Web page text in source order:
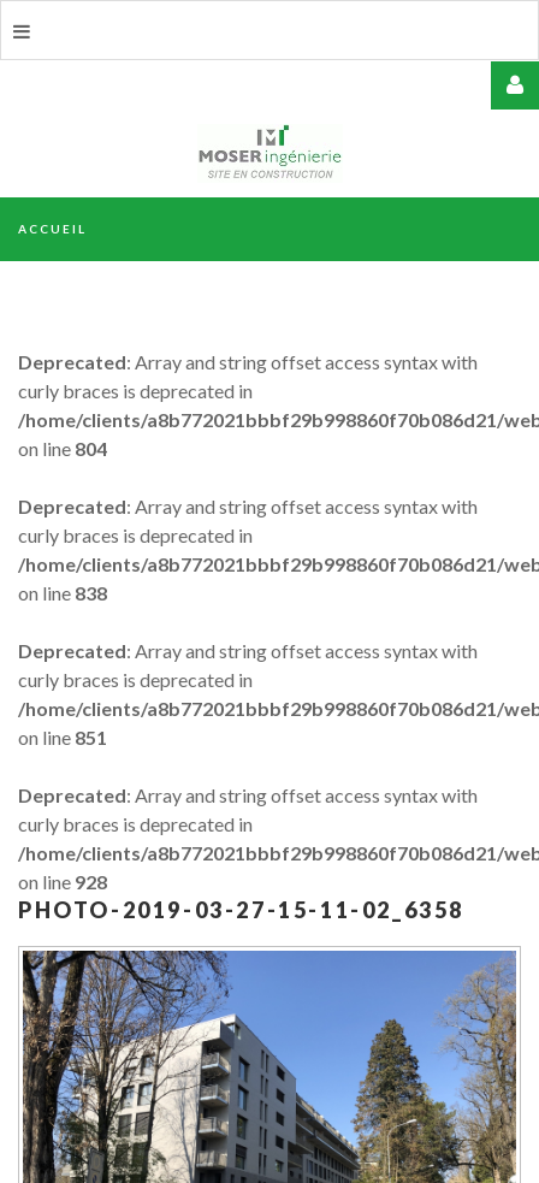
ACCUEIL
Deprecated: Array and string offset access syntax with
curly braces is deprecated in
/home/clients/a8b772021bbbf29b998860f70b086d21/
on line 804
Deprecated: Array and string offset access syntax with
curly braces is deprecated in
/home/clients/a8b772021bbbf29b998860f70b086d21/
on line 838
Deprecated: Array and string offset access syntax with
curly braces is deprecated in
/home/clients/a8b772021bbbf29b998860f70b086d21/
on line 851
Deprecated: Array and string offset access syntax with
curly braces is deprecated in
/home/clients/a8b772021bbbf29b998860f70b086d21/
on line 928
PHOTO-2019-03-27-15-11-02_6358
DE
password?
Forgot
your
GOOGLE